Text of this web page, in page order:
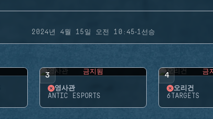
2024년 4월 15일 오전 10:45·1선승
3 금지됨
영사관
ANTIC ESPORTS
4 금
오리건
6TARGETS